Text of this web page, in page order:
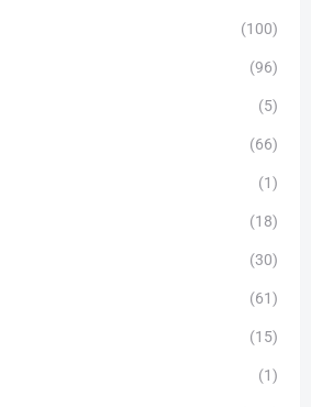
(100)
(96)
(5)
(66)
(1)
(18)
(30)
(61)
(15)
(1)